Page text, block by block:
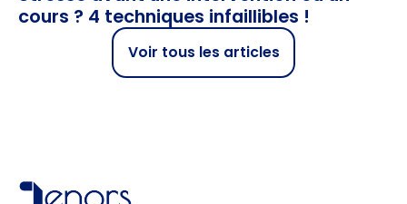
cours ? 4 techniques infaillibles !
Voir tous les articles